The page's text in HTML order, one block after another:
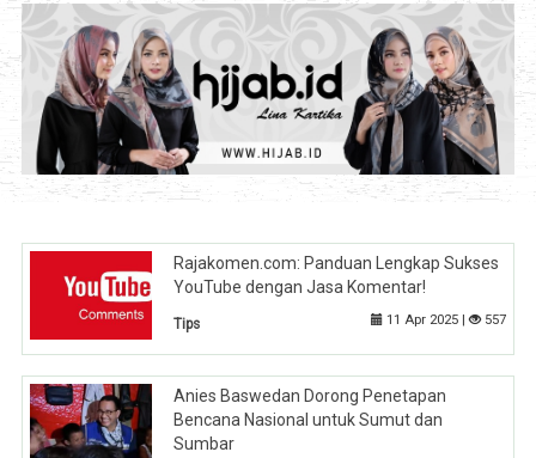
Rajakomen.com: Panduan Lengkap Sukses
YouTube dengan Jasa Komentar!
Tips 11 Apr 2025 | 557
Anies Baswedan Dorong Penetapan
Bencana Nasional untuk Sumut dan
Sumbar